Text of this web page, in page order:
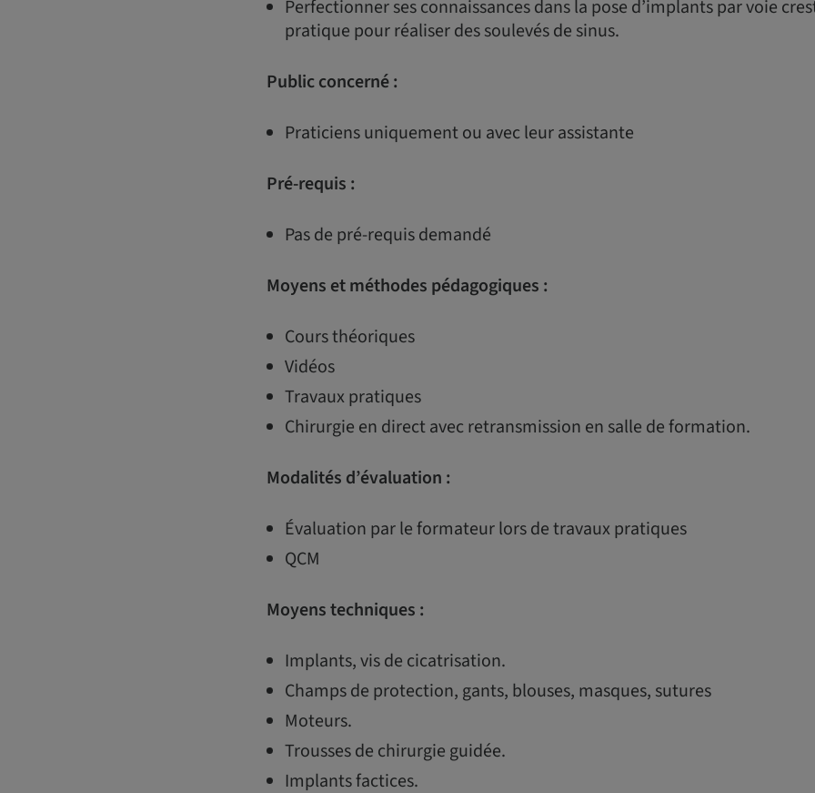
Perfectionner ses connaissances dans la pose d’implants par voie
pratique pour réaliser des soulevés de sinus.
Public concerné :
Praticiens uniquement ou avec leur assistante
Pré-requis :
Pas de pré-requis demandé
Moyens et méthodes pédagogiques :
Cours théoriques
Vidéos
Travaux pratiques
Chirurgie en direct avec retransmission en salle de formation.
Modalités d’évaluation :
Évaluation par le formateur lors de travaux pratiques
QCM
Moyens techniques :
Implants, vis de cicatrisation.
Champs de protection, gants, blouses, masques, sutures
Moteurs.
Trousses de chirurgie guidée.
Implants factices.